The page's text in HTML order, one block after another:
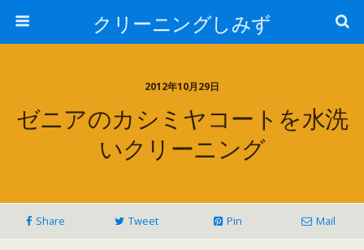
クリーニングしみず
2012年10月29日
ゼニアのカシミヤコートを水洗
いクリーニング
Share Tweet Pin Mail